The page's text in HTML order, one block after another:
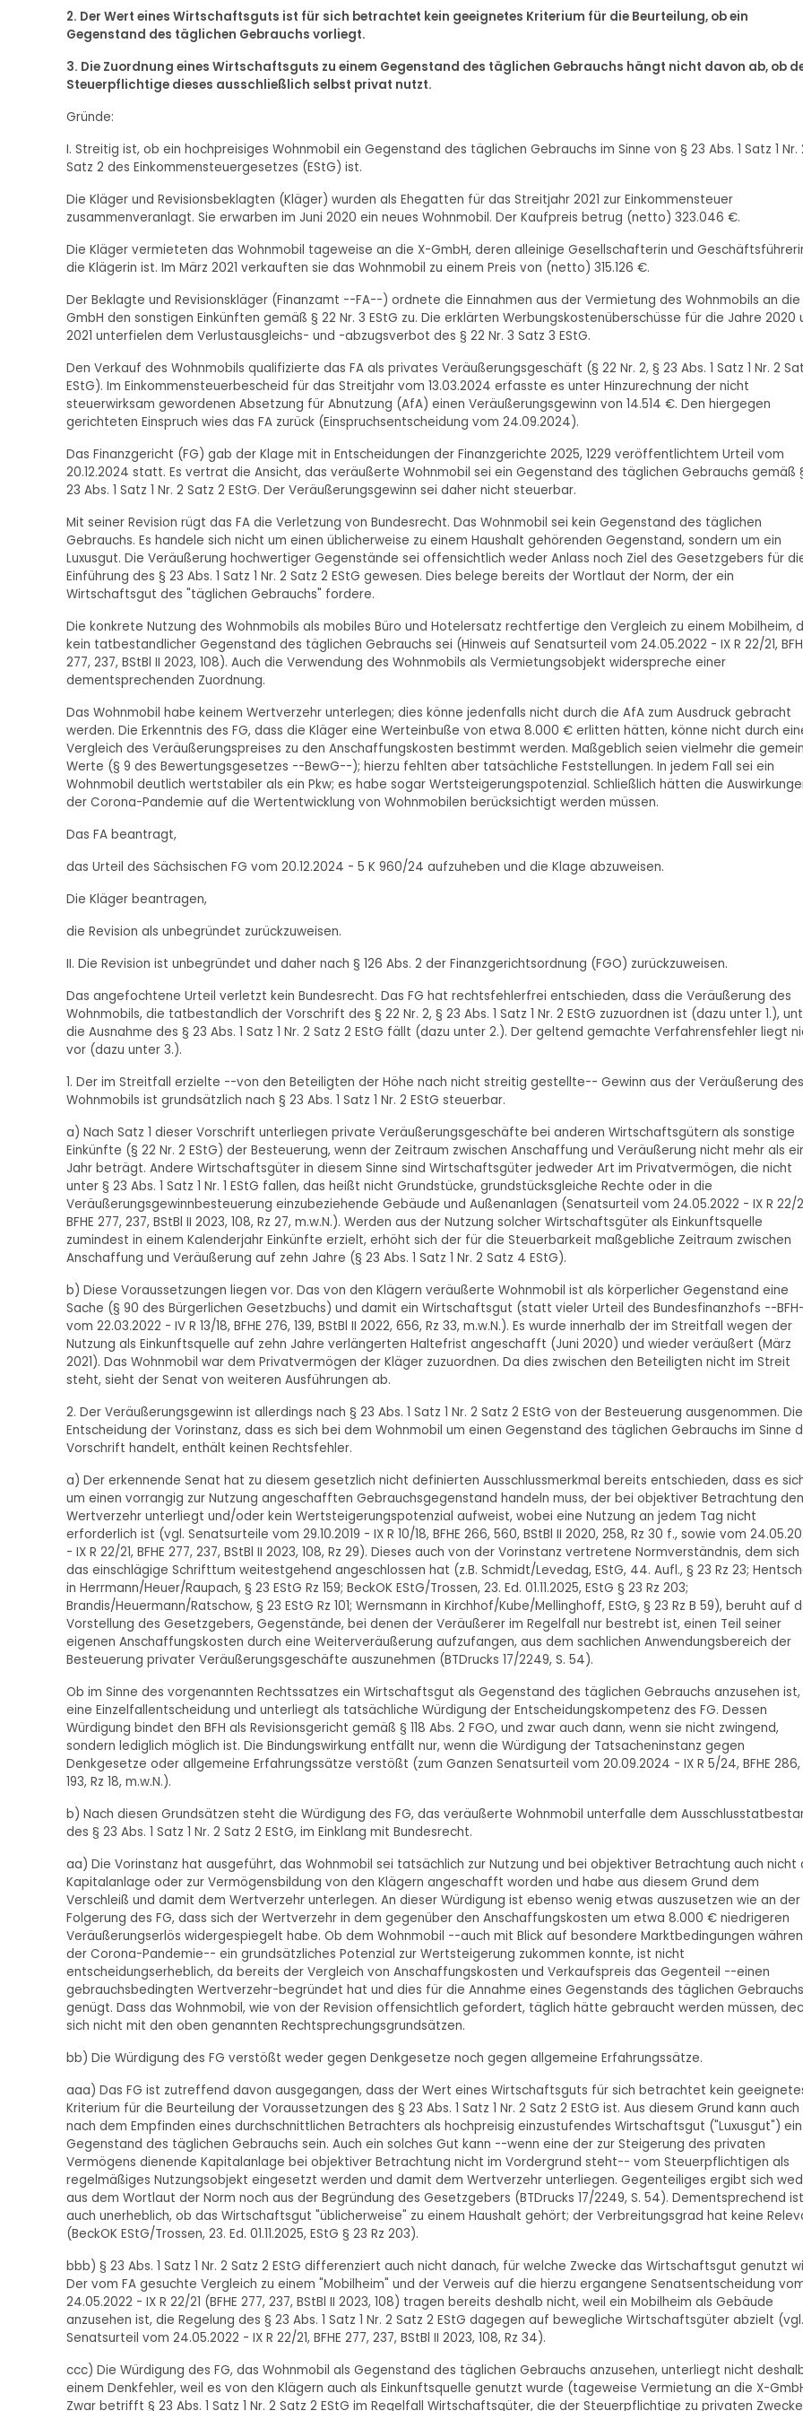
2. Der Wert eines Wirtschaftsguts ist für sich betrachtet kein geeignetes Kriterium für die Beurteilung, ob ein
Gegenstand des täglichen Gebrauchs vorliegt.
3. Die Zuordnung eines Wirtschaftsguts zu einem Gegenstand des täglichen Gebrauchs hängt nicht davon ab, ob
Steuerpflichtige dieses ausschließlich selbst privat nutzt.
Gründe:
I. Streitig ist, ob ein hochpreisiges Wohnmobil ein Gegenstand des täglichen Gebrauchs im Sinne von § 23 Abs. 1 Satz 1 Nr.
Satz 2 des Einkommensteuergesetzes (EStG) ist.
Die Kläger und Revisionsbeklagten (Kläger) wurden als Ehegatten für das Streitjahr 2021 zur Einkommensteuer
zusammenveranlagt. Sie erwarben im Juni 2020 ein neues Wohnmobil. Der Kaufpreis betrug (netto) 323.046 €.
Die Kläger vermieteten das Wohnmobil tageweise an die X-GmbH, deren alleinige Gesellschafterin und
die Klägerin ist. Im März 2021 verkauften sie das Wohnmobil zu einem Preis von (netto) 315.126 €.
Der Beklagte und Revisionskläger (Finanzamt --FA--) ordnete die Einnahmen aus der Vermietung des Wohnmobils an die
GmbH den sonstigen Einkünften gemäß § 22 Nr. 3 EStG zu. Die erklärten Werbungskostenüberschüsse für die Jahre 2020
2021 unterfielen dem Verlustausgleichs- und -abzugsverbot des § 22 Nr. 3 Satz 3 EStG.
Den Verkauf des Wohnmobils qualifizierte das FA als privates Veräußerungsgeschäft (§ 22 Nr. 2, § 23 Abs. 1 Satz 1 Nr. 2
EStG). Im Einkommensteuerbescheid für das Streitjahr vom 13.03.2024 erfasste es unter Hinzurechnung der nicht
steuerwirksam gewordenen Absetzung für Abnutzung (AfA) einen Veräußerungsgewinn von 14.514 €. Den hiergegen
gerichteten Einspruch wies das FA zurück (Einspruchsentscheidung vom 24.09.2024).
Das Finanzgericht (FG) gab der Klage mit in Entscheidungen der Finanzgerichte 2025, 1229 veröffentlichtem Urteil vom
20.12.2024 statt. Es vertrat die Ansicht, das veräußerte Wohnmobil sei ein Gegenstand des täglichen Gebrauchs gemäß
23 Abs. 1 Satz 1 Nr. 2 Satz 2 EStG. Der Veräußerungsgewinn sei daher nicht steuerbar.
Mit seiner Revision rügt das FA die Verletzung von Bundesrecht. Das Wohnmobil sei kein Gegenstand des täglichen
Gebrauchs. Es handele sich nicht um einen üblicherweise zu einem Haushalt gehörenden Gegenstand, sondern um ein
Luxusgut. Die Veräußerung hochwertiger Gegenstände sei offensichtlich weder Anlass noch Ziel des Gesetzgebers für
Einführung des § 23 Abs. 1 Satz 1 Nr. 2 Satz 2 EStG gewesen. Dies belege bereits der Wortlaut der Norm, der ein
Wirtschaftsgut des "täglichen Gebrauchs" fordere.
Die konkrete Nutzung des Wohnmobils als mobiles Büro und Hotelersatz rechtfertige den Vergleich zu einem Mobilheim,
kein tatbestandlicher Gegenstand des täglichen Gebrauchs sei (Hinweis auf Senatsurteil vom 24.05.2022 - IX R 22/21,
277, 237, BStBl II 2023, 108). Auch die Verwendung des Wohnmobils als Vermietungsobjekt widerspreche einer
dementsprechenden Zuordnung.
Das Wohnmobil habe keinem Wertverzehr unterlegen; dies könne jedenfalls nicht durch die AfA zum Ausdruck gebracht
werden. Die Erkenntnis des FG, dass die Kläger eine Werteinbuße von etwa 8.000 € erlitten hätten, könne nicht durch
Vergleich des Veräußerungspreises zu den Anschaffungskosten bestimmt werden. Maßgeblich seien vielmehr die
Werte (§ 9 des Bewertungsgesetzes --BewG--); hierzu fehlten aber tatsächliche Feststellungen. In jedem Fall sei ein
Wohnmobil deutlich wertstabiler als ein Pkw; es habe sogar Wertsteigerungspotenzial. Schließlich hätten die
der Corona-Pandemie auf die Wertentwicklung von Wohnmobilen berücksichtigt werden müssen.
Das FA beantragt,
das Urteil des Sächsischen FG vom 20.12.2024 - 5 K 960/24 aufzuheben und die Klage abzuweisen.
Die Kläger beantragen,
die Revision als unbegründet zurückzuweisen.
II. Die Revision ist unbegründet und daher nach § 126 Abs. 2 der Finanzgerichtsordnung (FGO) zurückzuweisen.
Das angefochtene Urteil verletzt kein Bundesrecht. Das FG hat rechtsfehlerfrei entschieden, dass die Veräußerung des
Wohnmobils, die tatbestandlich der Vorschrift des § 22 Nr. 2, § 23 Abs. 1 Satz 1 Nr. 2 EStG zuzuordnen ist (dazu unter 1.),
die Ausnahme des § 23 Abs. 1 Satz 1 Nr. 2 Satz 2 EStG fällt (dazu unter 2.). Der geltend gemachte Verfahrensfehler liegt
vor (dazu unter 3.).
1. Der im Streitfall erzielte --von den Beteiligten der Höhe nach nicht streitig gestellte-- Gewinn aus der Veräußerung des
Wohnmobils ist grundsätzlich nach § 23 Abs. 1 Satz 1 Nr. 2 EStG steuerbar.
a) Nach Satz 1 dieser Vorschrift unterliegen private Veräußerungsgeschäfte bei anderen Wirtschaftsgütern als sonstige
Einkünfte (§ 22 Nr. 2 EStG) der Besteuerung, wenn der Zeitraum zwischen Anschaffung und Veräußerung nicht mehr als
Jahr beträgt. Andere Wirtschaftsgüter in diesem Sinne sind Wirtschaftsgüter jedweder Art im Privatvermögen, die nicht
unter § 23 Abs. 1 Satz 1 Nr. 1 EStG fallen, das heißt nicht Grundstücke, grundstücksgleiche Rechte oder in die
Veräußerungsgewinnbesteuerung einzubeziehende Gebäude und Außenanlagen (Senatsurteil vom 24.05.2022 - IX R 22/
BFHE 277, 237, BStBl II 2023, 108, Rz 27, m.w.N.). Werden aus der Nutzung solcher Wirtschaftsgüter als Einkunftsquelle
zumindest in einem Kalenderjahr Einkünfte erzielt, erhöht sich der für die Steuerbarkeit maßgebliche Zeitraum zwischen
Anschaffung und Veräußerung auf zehn Jahre (§ 23 Abs. 1 Satz 1 Nr. 2 Satz 4 EStG).
b) Diese Voraussetzungen liegen vor. Das von den Klägern veräußerte Wohnmobil ist als körperlicher Gegenstand eine
Sache (§ 90 des Bürgerlichen Gesetzbuchs) und damit ein Wirtschaftsgut (statt vieler Urteil des Bundesfinanzhofs --
vom 22.03.2022 - IV R 13/18, BFHE 276, 139, BStBl II 2022, 656, Rz 33, m.w.N.). Es wurde innerhalb der im Streitfall wegen der
Nutzung als Einkunftsquelle auf zehn Jahre verlängerten Haltefrist angeschafft (Juni 2020) und wieder veräußert (März
2021). Das Wohnmobil war dem Privatvermögen der Kläger zuzuordnen. Da dies zwischen den Beteiligten nicht im Streit
steht, sieht der Senat von weiteren Ausführungen ab.
2. Der Veräußerungsgewinn ist allerdings nach § 23 Abs. 1 Satz 1 Nr. 2 Satz 2 EStG von der Besteuerung ausgenommen. Die
Entscheidung der Vorinstanz, dass es sich bei dem Wohnmobil um einen Gegenstand des täglichen Gebrauchs im Sinne
Vorschrift handelt, enthält keinen Rechtsfehler.
a) Der erkennende Senat hat zu diesem gesetzlich nicht definierten Ausschlussmerkmal bereits entschieden, dass es
um einen vorrangig zur Nutzung angeschafften Gebrauchsgegenstand handeln muss, der bei objektiver Betrachtung
Wertverzehr unterliegt und/oder kein Wertsteigerungspotenzial aufweist, wobei eine Nutzung an jedem Tag nicht
erforderlich ist (vgl. Senatsurteile vom 29.10.2019 - IX R 10/18, BFHE 266, 560, BStBl II 2020, 258, Rz 30 f., sowie vom
- IX R 22/21, BFHE 277, 237, BStBl II 2023, 108, Rz 29). Dieses auch von der Vorinstanz vertretene Normverständnis, dem sich
das einschlägige Schrifttum weitestgehend angeschlossen hat (z.B. Schmidt/Levedag, EStG, 44. Aufl., § 23 Rz 23;
in Herrmann/Heuer/Raupach, § 23 EStG Rz 159; BeckOK EStG/Trossen, 23. Ed. 01.11.2025, EStG § 23 Rz 203;
Brandis/Heuermann/Ratschow, § 23 EStG Rz 101; Wernsmann in Kirchhof/Kube/Mellinghoff, EStG, § 23 Rz B 59), beruht auf
Vorstellung des Gesetzgebers, Gegenstände, bei denen der Veräußerer im Regelfall nur bestrebt ist, einen Teil seiner
eigenen Anschaffungskosten durch eine Weiterveräußerung aufzufangen, aus dem sachlichen Anwendungsbereich der
Besteuerung privater Veräußerungsgeschäfte auszunehmen (BTDrucks 17/2249, S. 54).
Ob im Sinne des vorgenannten Rechtssatzes ein Wirtschaftsgut als Gegenstand des täglichen Gebrauchs anzusehen ist,
eine Einzelfallentscheidung und unterliegt als tatsächliche Würdigung der Entscheidungskompetenz des FG. Dessen
Würdigung bindet den BFH als Revisionsgericht gemäß § 118 Abs. 2 FGO, und zwar auch dann, wenn sie nicht zwingend,
sondern lediglich möglich ist. Die Bindungswirkung entfällt nur, wenn die Würdigung der Tatsacheninstanz gegen
Denkgesetze oder allgemeine Erfahrungssätze verstößt (zum Ganzen Senatsurteil vom 20.09.2024 - IX R 5/24, BFHE 286,
193, Rz 18, m.w.N.).
b) Nach diesen Grundsätzen steht die Würdigung des FG, das veräußerte Wohnmobil unterfalle dem
des § 23 Abs. 1 Satz 1 Nr. 2 Satz 2 EStG, im Einklang mit Bundesrecht.
aa) Die Vorinstanz hat ausgeführt, das Wohnmobil sei tatsächlich zur Nutzung und bei objektiver Betrachtung auch nicht
Kapitalanlage oder zur Vermögensbildung von den Klägern angeschafft worden und habe aus diesem Grund dem
Verschleiß und damit dem Wertverzehr unterlegen. An dieser Würdigung ist ebenso wenig etwas auszusetzen wie an der
Folgerung des FG, dass sich der Wertverzehr in dem gegenüber den Anschaffungskosten um etwa 8.000 € niedrigeren
Veräußerungserlös widergespiegelt habe. Ob dem Wohnmobil --auch mit Blick auf besondere Marktbedingungen
der Corona-Pandemie-- ein grundsätzliches Potenzial zur Wertsteigerung zukommen konnte, ist nicht
entscheidungserheblich, da bereits der Vergleich von Anschaffungskosten und Verkaufspreis das Gegenteil --einen
gebrauchsbedingten Wertverzehr-begründet hat und dies für die Annahme eines Gegenstands des täglichen Gebrauchs
genügt. Dass das Wohnmobil, wie von der Revision offensichtlich gefordert, täglich hätte gebraucht werden müssen,
sich nicht mit den oben genannten Rechtsprechungsgrundsätzen.
bb) Die Würdigung des FG verstößt weder gegen Denkgesetze noch gegen allgemeine Erfahrungssätze.
aaa) Das FG ist zutreffend davon ausgegangen, dass der Wert eines Wirtschaftsguts für sich betrachtet kein
Kriterium für die Beurteilung der Voraussetzungen des § 23 Abs. 1 Satz 1 Nr. 2 Satz 2 EStG ist. Aus diesem Grund kann auch
nach dem Empfinden eines durchschnittlichen Betrachters als hochpreisig einzustufendes Wirtschaftsgut ("Luxusgut") ein
Gegenstand des täglichen Gebrauchs sein. Auch ein solches Gut kann --wenn eine der zur Steigerung des privaten
Vermögens dienende Kapitalanlage bei objektiver Betrachtung nicht im Vordergrund steht-- vom Steuerpflichtigen als
regelmäßiges Nutzungsobjekt eingesetzt werden und damit dem Wertverzehr unterliegen. Gegenteiliges ergibt sich
aus dem Wortlaut der Norm noch aus der Begründung des Gesetzgebers (BTDrucks 17/2249, S. 54). Dementsprechend
auch unerheblich, ob das Wirtschaftsgut "üblicherweise" zu einem Haushalt gehört; der Verbreitungsgrad hat keine
(BeckOK EStG/Trossen, 23. Ed. 01.11.2025, EStG § 23 Rz 203).
bbb) § 23 Abs. 1 Satz 1 Nr. 2 Satz 2 EStG differenziert auch nicht danach, für welche Zwecke das Wirtschaftsgut genutzt
Der vom FA gesuchte Vergleich zu einem "Mobilheim" und der Verweis auf die hierzu ergangene Senatsentscheidung
24.05.2022 - IX R 22/21 (BFHE 277, 237, BStBl II 2023, 108) tragen bereits deshalb nicht, weil ein Mobilheim als Gebäude
anzusehen ist, die Regelung des § 23 Abs. 1 Satz 1 Nr. 2 Satz 2 EStG dagegen auf bewegliche Wirtschaftsgüter abzielt (vgl.
Senatsurteil vom 24.05.2022 - IX R 22/21, BFHE 277, 237, BStBl II 2023, 108, Rz 34).
ccc) Die Würdigung des FG, das Wohnmobil als Gegenstand des täglichen Gebrauchs anzusehen, unterliegt nicht
einem Denkfehler, weil es von den Klägern auch als Einkunftsquelle genutzt wurde (tageweise Vermietung an die X-
Zwar betrifft § 23 Abs. 1 Satz 1 Nr. 2 Satz 2 EStG im Regelfall Wirtschaftsgüter, die der Steuerpflichtige zu privaten